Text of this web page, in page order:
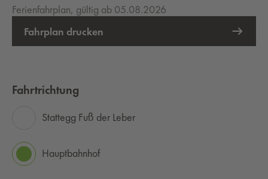
Ferienfahrplan, gültig ab 05.08.2026
Fahrplan drucken
Fahrtrichtung
Stattegg Fuß der Leber
Hauptbahnhof